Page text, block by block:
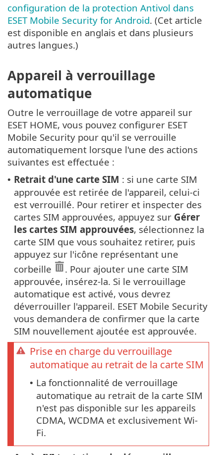
configuration de la protection Antivol dans
ESET Mobile Security for Android. (Cet article
est disponible en anglais et dans plusieurs
autres langues.)
Appareil à verrouillage
automatique
Outre le verrouillage de votre appareil sur
ESET HOME, vous pouvez configurer ESET
Mobile Security pour qu'il se verrouille
automatiquement lorsque l'une des actions
suivantes est effectuée :
• Retrait d'une carte SIM : si une carte SIM
approuvée est retirée de l'appareil, celui-ci
est verrouillé. Pour retirer et inspecter des
cartes SIM approuvées, appuyez sur Gérer
les cartes SIM approuvées, sélectionnez la
carte SIM que vous souhaitez retirer, puis
appuyez sur l'icône représentant une
corbeille
. Pour ajouter une carte SIM
approuvée, insérez-la. Si le verrouillage
automatique est activé, vous devrez
déverrouiller l'appareil. ESET Mobile Security
vous demandera de confirmer que la carte
SIM nouvellement ajoutée est approuvée.
Prise en charge du verrouillage
automatique au retrait de la carte SIM
• La fonctionnalité de verrouillage
automatique au retrait de la carte SIM
n'est pas disponible sur les appareils
CDMA, WCDMA et exclusivement Wi-
Fi.